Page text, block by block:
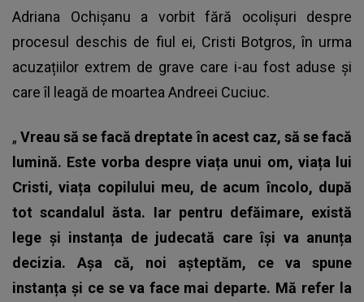
Adriana Ochișanu a vorbit fără ocolișuri despre
procesul deschis de fiul ei, Cristi Botgros, în urma
acuzațiilor extrem de grave care i-au fost aduse și
care îl leagă de moartea Andreei Cuciuc.
„Vreau să se facă dreptate în acest caz, să se facă
lumină. Este vorba despre viața unui om, viața lui
Cristi, viața copilului meu, de acum încolo, după
tot scandalul ăsta. Iar pentru defăimare, există
lege și instanța de judecată care își va anunța
decizia. Așa că, noi așteptăm, ce va spune
instanța și ce se va face mai departe. Mă refer la